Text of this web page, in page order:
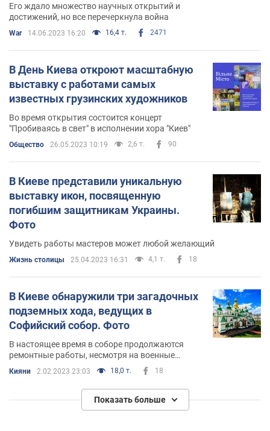
Его ждало множество научных открытий и
достижений, но все перечеркнула война
War 14.06.2023 16:20 16,4 т. 2471
В День Киева откроют масштабную
выставку с работами самых
известных грузинских художников
Во время открытия состоится концерт
"Пробиваясь в свет" в исполнении хора "Киев"
Общество 26.05.2023 10:19 2,6 т. 90
В Киеве представили уникальную
выставку икон, посвященную
погибшим защитникам Украины.
Фото
Увидеть работы мастеров может любой желающий
Жизнь столицы 25.04.2023 16:31 4,1 т. 18
В Киеве обнаружили три загадочных
подземных хода, ведущих в
Софийский собор. Фото
В настоящее время в соборе продолжаются
ремонтные работы, несмотря на военные
Кияни 2.02.2023 23:03 18,0 т. 18
Показать больше